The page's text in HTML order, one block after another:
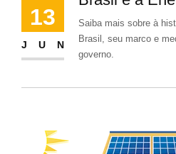
13
JUN
Saiba mais sobre à
Brasil, seu marco e
governo.